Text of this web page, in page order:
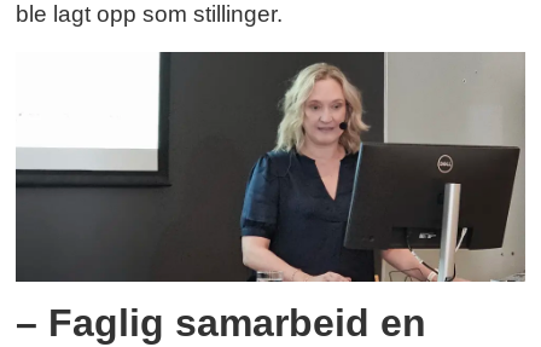
ble lagt opp som stillinger.
– Faglig samarbeid en